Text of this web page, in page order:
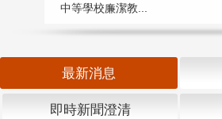
中等學校廉潔教...
最新消息
即時新聞澄清